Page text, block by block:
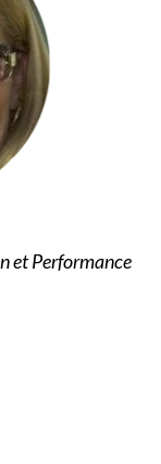
et Performance